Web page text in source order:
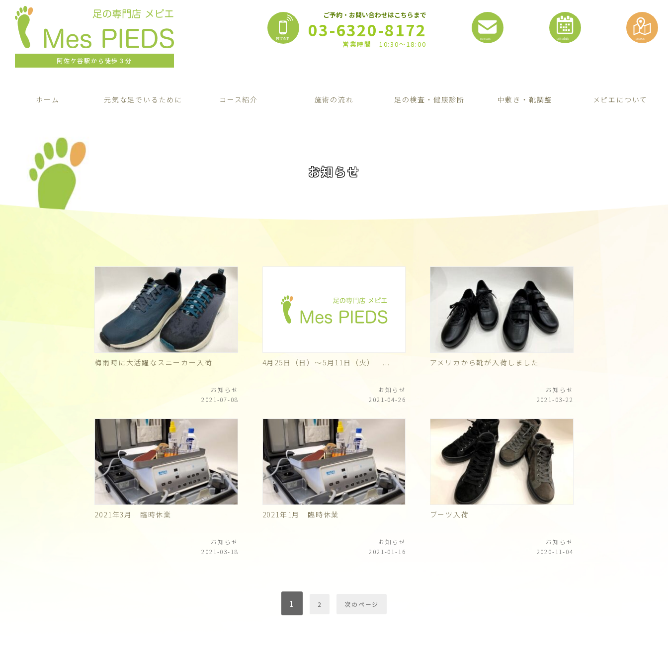
阿佐ケ谷駅から徒歩３分
ご予約・お問い合わせはこちらまで
03-6320-8172
営業時間 10:30〜18:00
ホーム 元気な足でいるために コース紹介 施術の流れ 足の検査・健康診断 中敷き・靴調整 メピエについて
お知らせ
梅雨時に大活躍なスニーカー入荷
お知らせ
2021-07-08
4月25日（日）〜5月11日（火） ...
お知らせ
2021-04-26
アメリカから靴が入荷しました
お知らせ
2021-03-22
2021年3月 臨時休業
お知らせ
2021-03-18
2021年1月 臨時休業
お知らせ
2021-01-16
ブーツ入荷
お知らせ
2020-11-04
1 2 次のページ